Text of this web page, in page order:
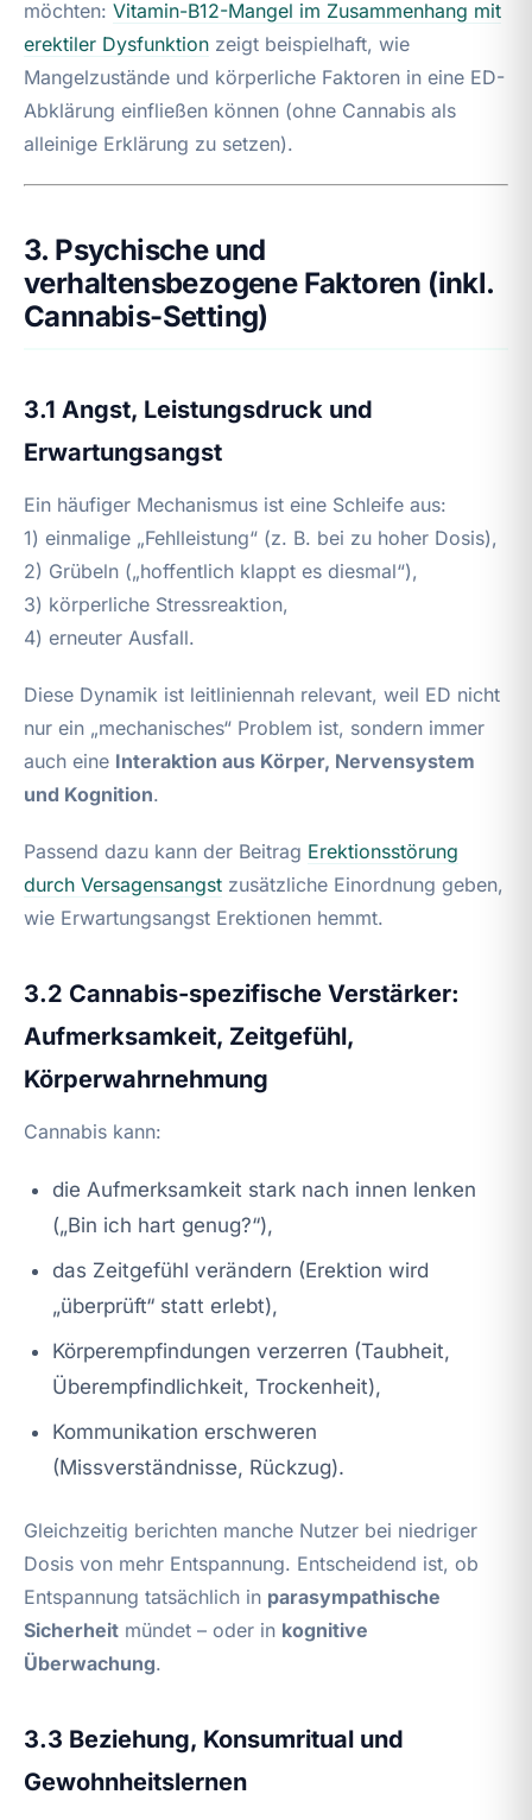
möchten: Vitamin-B12-Mangel im Zusammenhang mit
erektiler Dysfunktion zeigt beispielhaft, wie
Mangelzustände und körperliche Faktoren in eine ED-
Abklärung einfließen können (ohne Cannabis als
alleinige Erklärung zu setzen).
3. Psychische und
verhaltensbezogene Faktoren (inkl.
Cannabis-Setting)
3.1 Angst, Leistungsdruck und
Erwartungsangst
Ein häufiger Mechanismus ist eine Schleife aus:
1) einmalige „Fehlleistung“ (z. B. bei zu hoher Dosis),
2) Grübeln („hoffentlich klappt es diesmal“),
3) körperliche Stressreaktion,
4) erneuter Ausfall.
Diese Dynamik ist leitliniennah relevant, weil ED nicht
nur ein „mechanisches“ Problem ist, sondern immer
auch eine Interaktion aus Körper, Nervensystem
und Kognition.
Passend dazu kann der Beitrag Erektionsstörung
durch Versagensangst zusätzliche Einordnung geben,
wie Erwartungsangst Erektionen hemmt.
3.2 Cannabis-spezifische Verstärker:
Aufmerksamkeit, Zeitgefühl,
Körperwahrnehmung
Cannabis kann:
die Aufmerksamkeit stark nach innen lenken
(„Bin ich hart genug?“),
das Zeitgefühl verändern (Erektion wird
„überprüft“ statt erlebt),
Körperempfindungen verzerren (Taubheit,
Überempfindlichkeit, Trockenheit),
Kommunikation erschweren
(Missverständnisse, Rückzug).
Gleichzeitig berichten manche Nutzer bei niedriger
Dosis von mehr Entspannung. Entscheidend ist, ob
Entspannung tatsächlich in parasympathische
Sicherheit mündet – oder in kognitive
Überwachung.
3.3 Beziehung, Konsumritual und
Gewohnheitslernen